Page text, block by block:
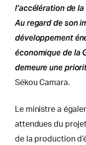
l’accélération de
Au regard de son
développement
économique de la
demeure une
Sékou Camara.
Le ministre a
attendues du
de la production